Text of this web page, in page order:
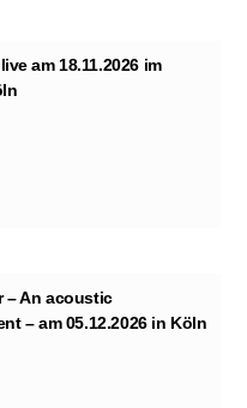
am 18.11.2026 im
– An acoustic
– am 05.12.2026 in Köln